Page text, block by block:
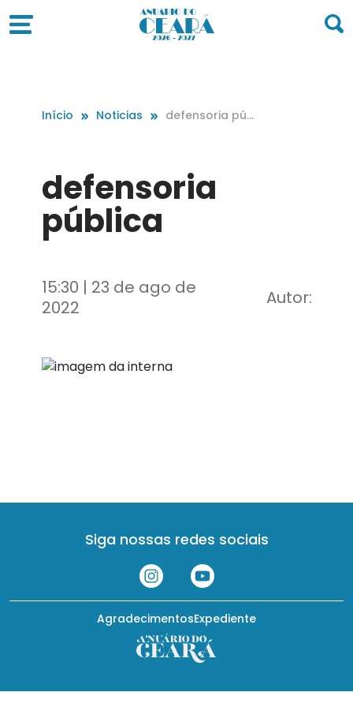
Início Noticias
defensoria púb
defensoria
pública
15:30 | 23 de ago de
2022
Autor:
Siga nossas redes sociais
Expediente
Agradecimentos